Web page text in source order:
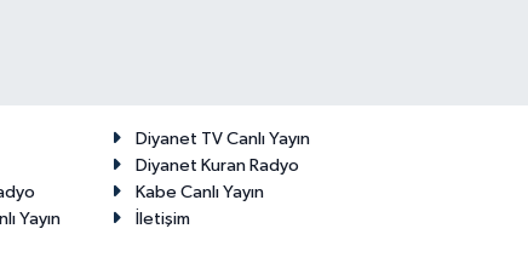
Diyanet TV Canlı Yayın
Diyanet Kuran Radyo
Kabe Canlı Yayın
Yayın
İletişim